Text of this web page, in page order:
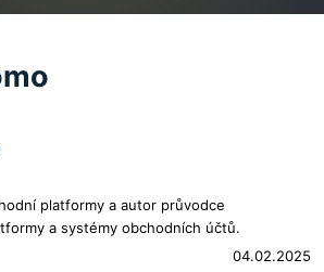
platformy a autor průvodce
a systémy obchodních účtů.
04.02.2025